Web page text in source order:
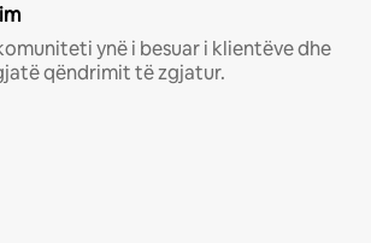
ynë i besuar i klientëve dhe
qëndrimit të zgjatur.